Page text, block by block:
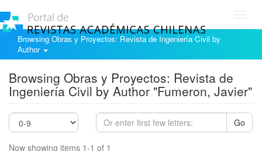
Browsing Obras y Proyectos: Revista de Ingeniería Civil by
Author
Browsing Obras y Proyectos: Revista de
Ingeniería Civil by Author "Fumeron, Javier"
Go
Now showing items 1-1 of 1